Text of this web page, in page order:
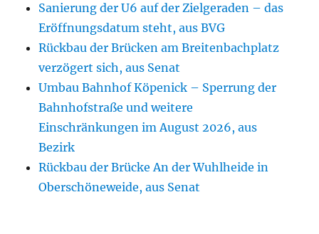
Sanierung der U6 auf der Zielgeraden – das
Eröffnungsdatum steht, aus BVG
Rückbau der Brücken am Breitenbachplatz
verzögert sich, aus Senat
Umbau Bahnhof Köpenick – Sperrung der
Bahnhofstraße und weitere
Einschränkungen im August 2026, aus
Bezirk
Rückbau der Brücke An der Wuhlheide in
Oberschöneweide, aus Senat